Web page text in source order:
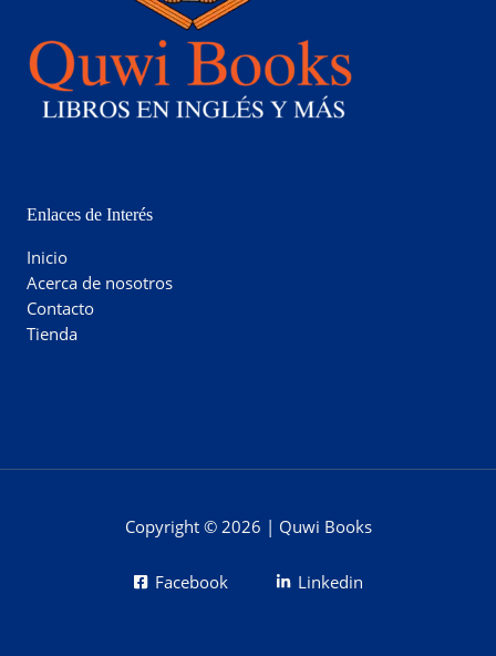
Enlaces de Interés
Inicio
Acerca de nosotros
Contacto
Tienda
Copyright © 2026 | Quwi Books
Facebook Linkedin